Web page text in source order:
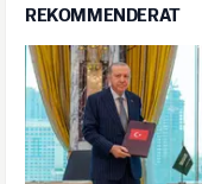
REKOMMENDERAT